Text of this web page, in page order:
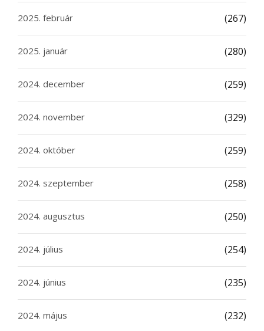
2025. február (267)
2025. január (280)
2024. december (259)
2024. november (329)
2024. október (259)
2024. szeptember (258)
2024. augusztus (250)
2024. július (254)
2024. június (235)
2024. május (232)